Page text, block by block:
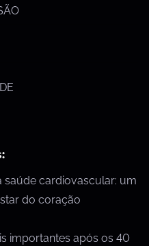
saúde cardiovascular: um
do coração
importantes após os 40